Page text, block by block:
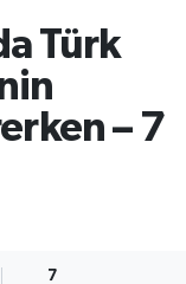
Türk
– 7
7